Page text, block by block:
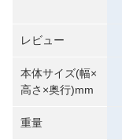
レビュー
本体サイズ(幅×
高さ×奥行)mm
重量